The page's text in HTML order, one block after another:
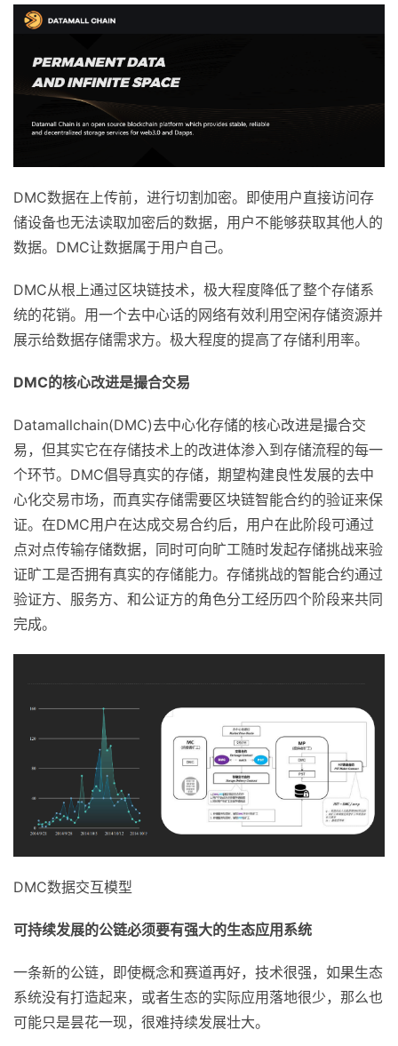
DMC数据在上传前，进行切割加密。即使用户直接访问存
储设备也无法读取加密后的数据，用户不能够获取其他人的
数据。DMC让数据属于用户自己。
DMC从根上通过区块链技术，极大程度降低了整个存储系
统的花销。用一个去中心话的网络有效利用空闲存储资源并
展示给数据存储需求方。极大程度的提高了存储利用率。
DMC的核心改进是撮合交易
Datamallchain(DMC)去中心化存储的核心改进是撮合交
易，但其实它在存储技术上的改进体渗入到存储流程的每一
个环节。DMC倡导真实的存储，期望构建良性发展的去中
心化交易市场，而真实存储需要区块链智能合约的验证来保
证。在DMC用户在达成交易合约后，用户在此阶段可通过
点对点传输存储数据，同时可向旷工随时发起存储挑战来验
证旷工是否拥有真实的存储能力。存储挑战的智能合约通过
验证方、服务方、和公证方的角色分工经历四个阶段来共同
完成。
DMC数据交互模型
可持续发展的公链必须要有强大的生态应用系统
一条新的公链，即使概念和赛道再好，技术很强，如果生态
系统没有打造起来，或者生态的实际应用落地很少，那么也
可能只是昙花一现，很难持续发展壮大。